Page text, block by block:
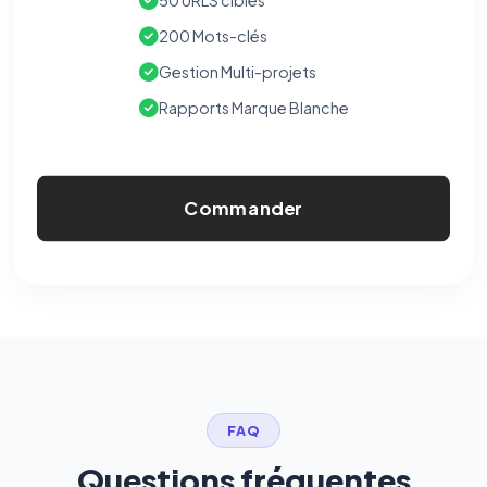
200 Mots-clés
Gestion Multi-projets
Rapports Marque Blanche
Commander
FAQ